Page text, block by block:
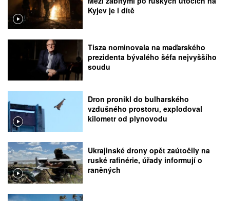
Kyjev je i dítě
Tisza nominovala na maďarského
prezidenta bývalého šéfa nejvyššího
soudu
Dron pronikl do bulharského
vzdušného prostoru, explodoval
kilometr od plynovodu
Ukrajinské drony opět zaútočily na
ruské rafinérie, úřady informují o
raněných